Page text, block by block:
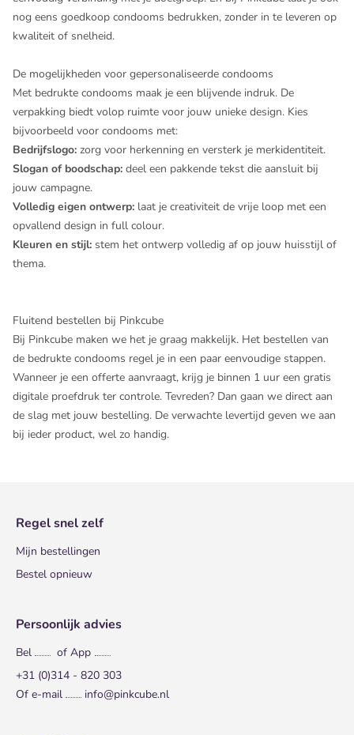
nog eens goedkoop condooms bedrukken, zonder in te leveren op
kwaliteit of snelheid.
De mogelijkheden voor gepersonaliseerde condooms
Met bedrukte condooms maak je een blijvende indruk. De
verpakking biedt volop ruimte voor jouw unieke design. Kies
bijvoorbeeld voor condooms met:
Bedrijfslogo: zorg voor herkenning en versterk je merkidentiteit.
Slogan of boodschap: deel een pakkende tekst die aansluit bij
jouw campagne.
Volledig eigen ontwerp: laat je creativiteit de vrije loop met een
opvallend design in full colour.
Kleuren en stijl: stem het ontwerp volledig af op jouw huisstijl of
thema.
Fluitend bestellen bij Pinkcube
Bij Pinkcube maken we het je graag makkelijk. Het bestellen van
de bedrukte condooms regel je in een paar eenvoudige stappen.
Wanneer je een offerte aanvraagt, krijg je binnen 1 uur een gratis
digitale proefdruk ter controle. Tevreden? Dan gaan we direct aan
de slag met jouw bestelling. De verwachte levertijd geven we aan
bij ieder product, wel zo handig.
Regel snel zelf
Mijn bestellingen
Bestel opnieuw
Persoonlijk advies
Bel
of App
+31 (0)314 - 820 303
Of e-mail
info@pinkcube.nl